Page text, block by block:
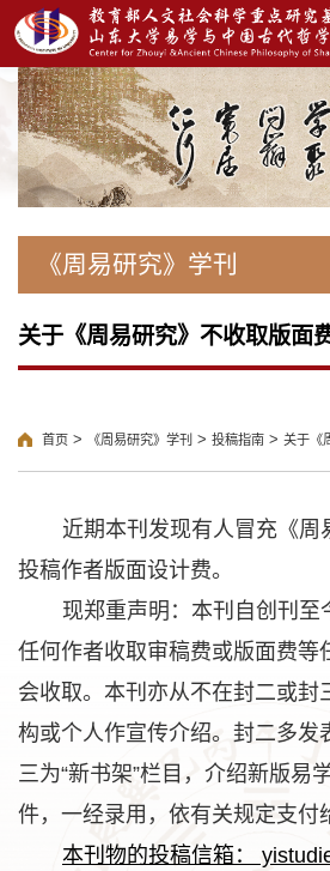
《周易研究》学刊
关于《周易研究》不收取版面
首页 > 《周易研究》学刊 > 投稿指南 > 关于《
近期本刊发现有人冒充《周
投稿作者版面设计费。
现郑重声明：本刊自创刊至
任何作者收取审稿费或版面费等
会收取。本刊亦从不在封二或封
构或个人作宣传介绍。封二多发
三为“新书架”栏目，介绍新版易
件，一经录用，依有关规定支付
本刊物的投稿信箱：